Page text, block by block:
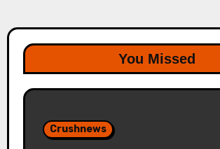
You Missed
Crushnews